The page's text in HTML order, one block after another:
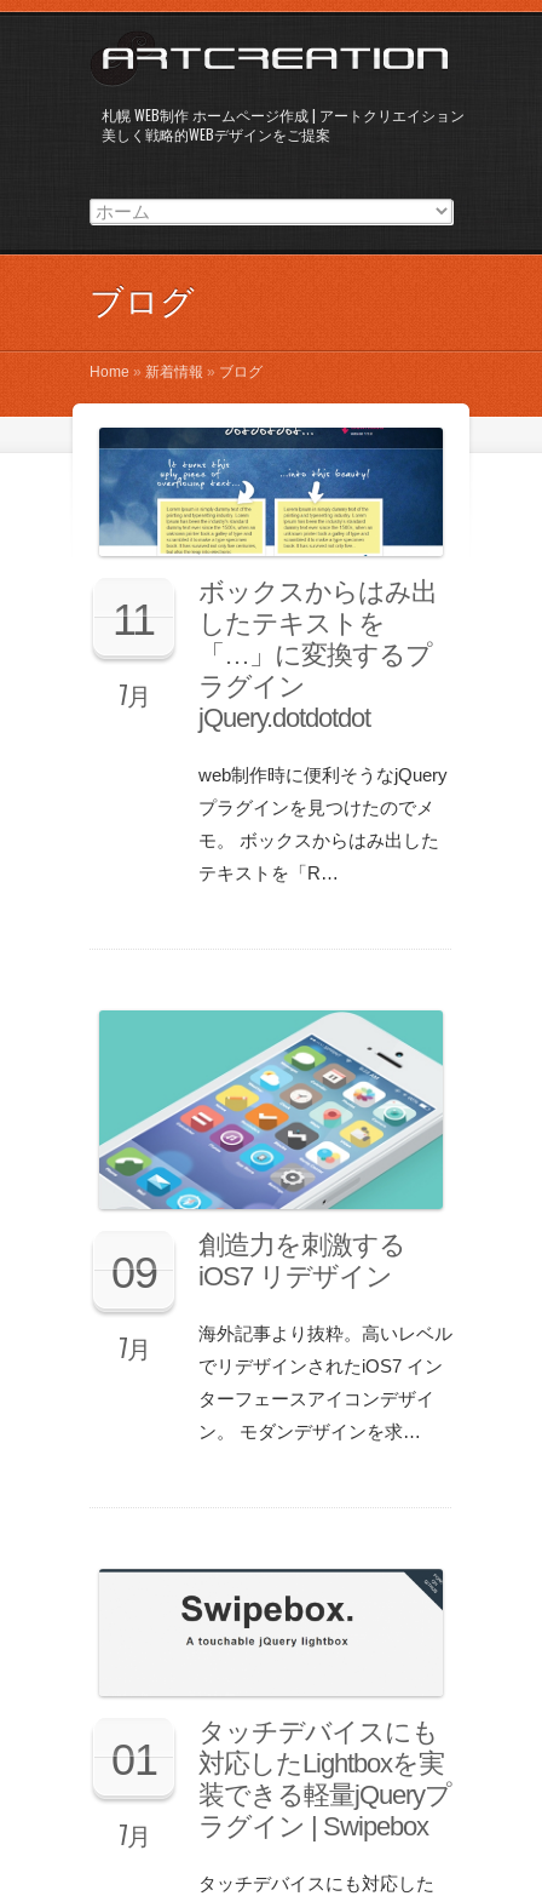
札幌 WEB制作 ホームページ作成 | アートクリエイション
美しく戦略的WEBデザインをご提案
ブログ
Home » 新着情報 » ブログ
11
7月
ボックスからはみ出
したテキストを
「…」に変換するプ
ラグイン
jQuery.dotdotdot
web制作時に便利そうなjQuery
プラグインを見つけたのでメ
モ。 ボックスからはみ出した
テキストを「R…
09
7月
創造力を刺激する
iOS7 リデザイン
海外記事より抜粋。高いレベル
でリデザインされたiOS7 イン
ターフェースアイコンデザイ
ン。 モダンデザインを求…
01
7月
タッチデバイスにも
対応したLightboxを実
装できる軽量jQueryプ
ラグイン | Swipebox
タッチデバイスにも対応した